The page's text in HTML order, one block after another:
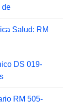
de
Salud: RM
DS 019-
RM 505-